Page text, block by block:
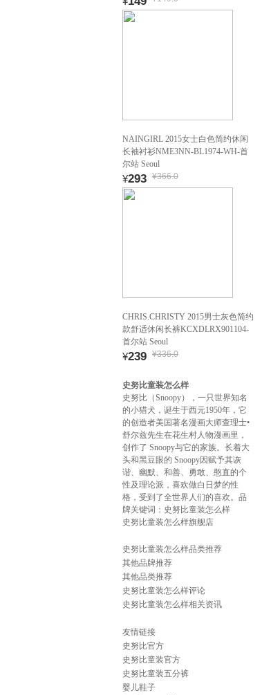
NAINGIRL 2015女士白色简约休闲
长袖衬衫NME3NN-BL1974-WH-首
尔站 Seoul
¥293 ¥366.0
CHRIS.CHRISTY 2015男士灰色简约
款舒适休闲长裤KCXDLRX901104-
首尔站 Seoul
¥239 ¥336.0
史努比童装怎么样
史努比（Snoopy），一只世界知名
的小猎犬，诞生于西元1950年，它
的创造者美国著名漫画大师查理士•
舒尔兹先生在花生村人物漫画里，
创作了 Snoopy与它的家族。长着大
头和黑豆眼的 Snoopy因赋予其诙
谐、幽默、和善、勇敢、憨直的个
性及理论派，喜欢做白日梦的性
格，受到了全世界人们的喜欢。品
牌关键词：史努比童装怎么样
史努比童装怎么样旗舰店
史努比童装怎么样品类推荐
其他品牌推荐
其他品类推荐
史努比童装怎么样评论
史努比童装怎么样相关资讯
友情链接
史努比官方
史努比童装官方
史努比童装五分裤
婴儿鞋子